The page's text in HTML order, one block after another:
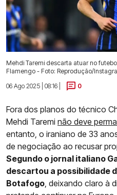
Mehdi Taremi descarta atuar no
Flamengo - Foto: Reprodução/
06 Ago 2025 | 08:16 |
0
Fora dos planos do técnico
Mehdi Taremi não deve
entanto, o iraniano de 33
de negociação ao recusar
Segundo o jornal italiano
descartou a possibilidade
Botafogo, deixando claro à